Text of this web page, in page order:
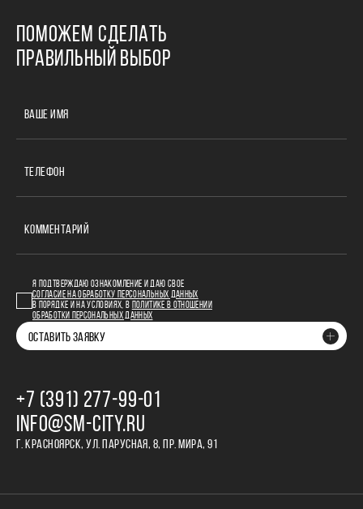
ПОМОЖЕМ СДЕЛАТЬ
ПРАВИЛЬНЫЙ ВЫБОР
ВАШЕ ИМЯ
ТЕЛЕФОН
КОММЕНТАРИЙ
Я ПОДТВЕРЖДАЮ ОЗНАКОМЛЕНИЕ И ДАЮ СВОЕ
СОГЛАСИЕ НА ОБРАБОТКУ ПЕРСОНАЛЬНЫХ ДАННЫХ
В ПОРЯДКЕ И НА УСЛОВИЯХ, В
ПОЛИТИКЕ В ОТНОШЕНИИ
ОБРАБОТКИ ПЕРСОНАЛЬНЫХ ДАННЫХ
ОСТАВИТЬ ЗАЯВКУ
+7 (391) 277‒99‒01
INFO@SM-CITY.RU
Г. КРАСНОЯРСК, УЛ. ПАРУСНАЯ, 8, ПР. МИРА, 91